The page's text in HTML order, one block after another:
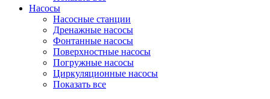
Насосы
Насосные станции
Дренажные насосы
Фонтанные насосы
Поверхностные насосы
Погружные насосы
Циркуляционные насосы
Показать все